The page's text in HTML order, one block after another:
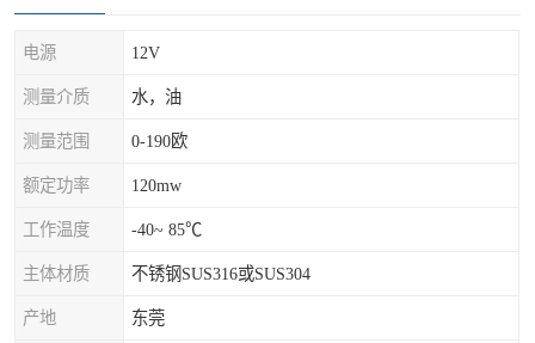
电源 12V
测量介质 水，油
测量范围 0-190欧
额定功率 120mw
工作温度 -40~ 85℃
主体材质 不锈钢SUS316或SUS304
产地 东莞